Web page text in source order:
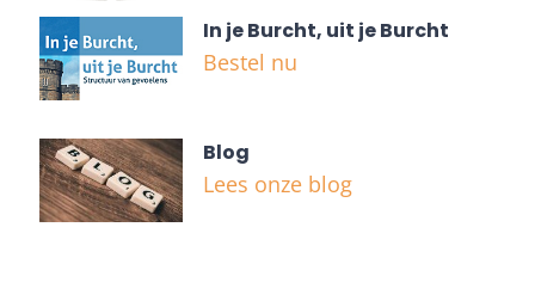
In je Burcht, uit je Burcht
Bestel nu
Blog
Lees onze blog